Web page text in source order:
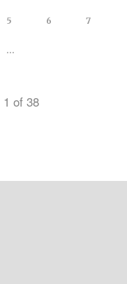
5 6 7
...
1 of 38